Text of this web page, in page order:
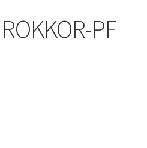
PF